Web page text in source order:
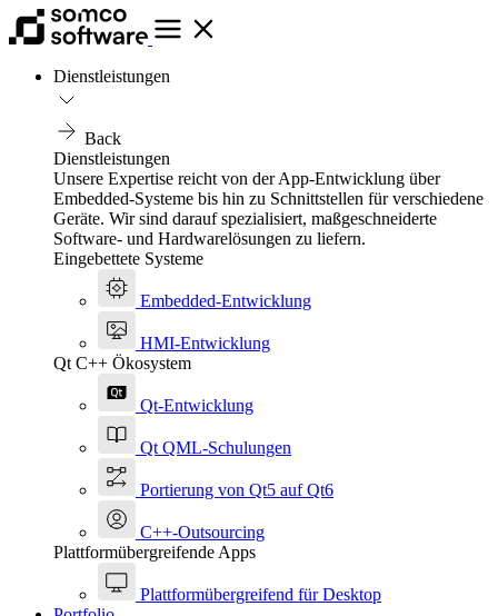
Dienstleistungen
Back
Dienstleistungen
Unsere Expertise reicht von der App-Entwicklung über
Embedded-Systeme bis hin zu Schnittstellen für verschiedene
Geräte. Wir sind darauf spezialisiert, maßgeschneiderte
Software- und Hardwarelösungen zu liefern.
Eingebettete Systeme
Embedded-Entwicklung
HMI-Entwicklung
Qt C++ Ökosystem
Qt-Entwicklung
Qt QML-Schulungen
Portierung von Qt5 auf Qt6
C++-Outsourcing
Plattformübergreifende Apps
Plattformübergreifend für Desktop